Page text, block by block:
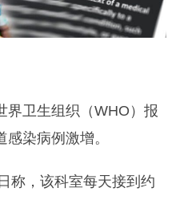
界卫生组织（WHO）报
染病例激增。
称，该科室每天接到约